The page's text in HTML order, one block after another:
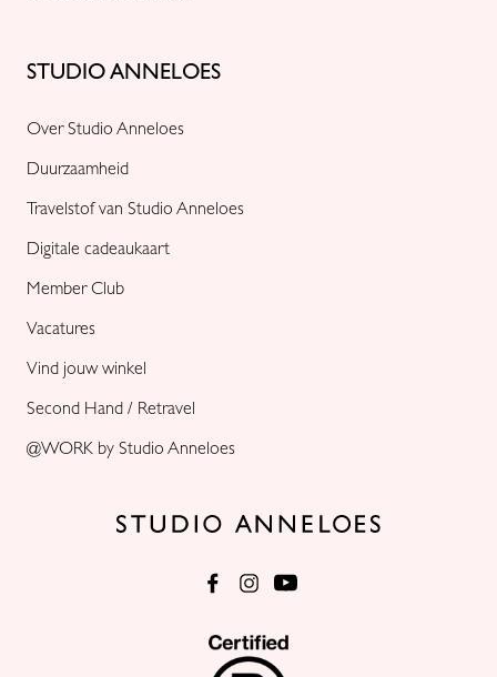
STUDIO ANNELOES
Over Studio Anneloes
Duurzaamheid
Travelstof van Studio Anneloes
Digitale cadeaukaart
Member Club
Vacatures
Vind jouw winkel
Second Hand / Retravel
@WORK by Studio Anneloes